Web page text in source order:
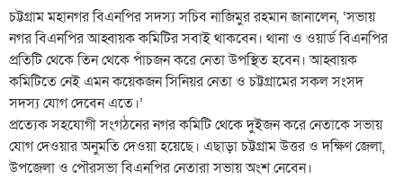
চট্টগ্রাম মহানগর বিএনপির সদস্য সচিব নাজিমুর রহমান জানালেন, ‘সভায়
নগর বিএনপির আহ্বায়ক কমিটির সবাই থাকবেন। থানা ও ওয়ার্ড বিএনপির
প্রতিটি থেকে তিন থেকে পাঁচজন করে নেতা উপস্থিত হবেন। আহ্বায়ক
কমিটিতে নেই এমন কয়েকজন সিনিয়র নেতা ও চট্টগ্রামের সকল সংসদ
সদস্য যোগ দেবেন এতে।’
প্রত্যেক সহযোগী সংগঠনের নগর কমিটি থেকে দুইজন করে নেতাকে সভায়
যোগ দেওয়ার অনুমতি দেওয়া হয়েছে। এছাড়া চট্টগ্রাম উত্তর ও দক্ষিণ জেলা,
উপজেলা ও পৌরসভা বিএনপির নেতারা সভায় অংশ নেবেন।